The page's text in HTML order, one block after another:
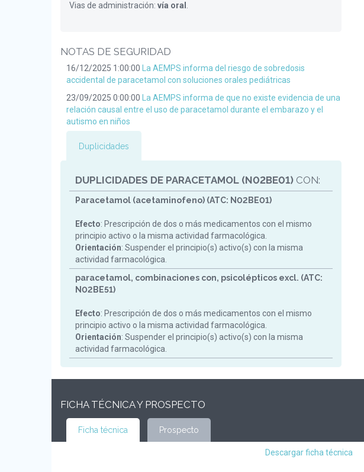
Vias de administración: vía oral
NOTAS DE SEGURIDAD
16/12/2025 1:00:00
La AEMPS informa del riesgo de sobredosis
accidental de paracetamol con soluciones orales pediátricas
23/09/2025 0:00:00
La AEMPS informa de que no existe evidencia de una
relación causal entre el uso de paracetamol durante el embarazo y el
autismo en niños
Duplicidades
DUPLICIDADES DE PARACETAMOL (N02BE01) CON:
Paracetamol (acetaminofeno) (ATC: N02BE01)
Efecto: Prescripción de dos o más medicamentos con el mismo
principio activo o la misma actividad farmacológica.
Orientación: Suspender el principio(s) activo(s) con la misma
actividad farmacológica.
paracetamol, combinaciones con, psicolépticos excl. (ATC:
N02BE51)
Efecto: Prescripción de dos o más medicamentos con el mismo
principio activo o la misma actividad farmacológica.
Orientación: Suspender el principio(s) activo(s) con la misma
actividad farmacológica.
FICHA TÉCNICA Y PROSPECTO
Ficha técnica Prospecto
Descargar ficha técnica